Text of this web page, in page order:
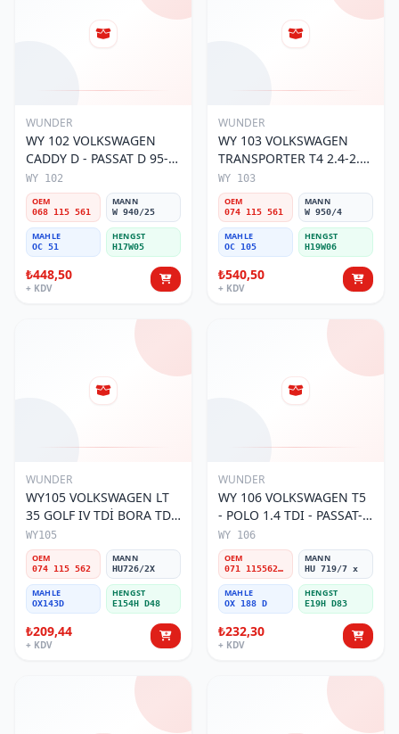
WUNDER
WY 102 VOLKSWAGEN
CADDY D - PASSAT D 95-
01 068 115 561 Yağ
Filtresi
WY 102
OEM
068 115 561
MANN
W 940/25
MAHLE
OC 51
HENGST
H17W05
₺448,50
+ KDV
WUNDER
WY 103 VOLKSWAGEN
TRANSPORTER T4 2.4-2.5
MOTOR 074 115 561 Yağ
Filtresi
WY 103
OEM
074 115 561
MANN
W 950/4
MAHLE
OC 105
HENGST
H19W06
₺540,50
+ KDV
WUNDER
WY105 VOLKSWAGEN LT
35 GOLF IV TDİ BORA TDİ
074 115 562 Yağ Filtresi
WY105
OEM
074 115 562
MANN
HU726/2X
MAHLE
OX143D
HENGST
E154H D48
₺209,44
+ KDV
WUNDER
WY 106 VOLKSWAGEN T5
- POLO 1.4 TDI - PASSAT-
JETTA 03-11 071 115562 A
Yağ Filtresi
WY 106
OEM
071 115562 A
MANN
HU 719/7 x
MAHLE
OX 188 D
HENGST
E19H D83
₺232,30
+ KDV